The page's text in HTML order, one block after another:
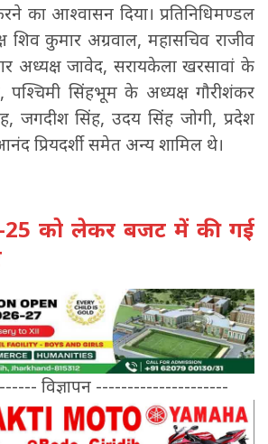
का आश्वासन दिया। प्रतिनिधिमण्डल
कुमार अग्रवाल, महासचिव राजीव
अध्यक्ष जावेद, सरायकेला खरसावां के
पश्चिमी सिंहभूम के अध्यक्ष गौरीशंकर
जगदीश सिंह, उदय सिंह जोगी, प्रदेश
प्रियदर्शी समेत अन्य शामिल थे।
25 को लेकर बजट में की गई
विज्ञापन ---------------------